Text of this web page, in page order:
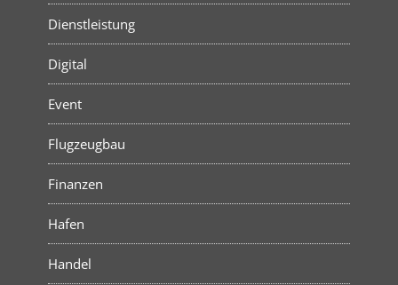
Dienstleistung
Digital
Event
Flugzeugbau
Finanzen
Hafen
Handel